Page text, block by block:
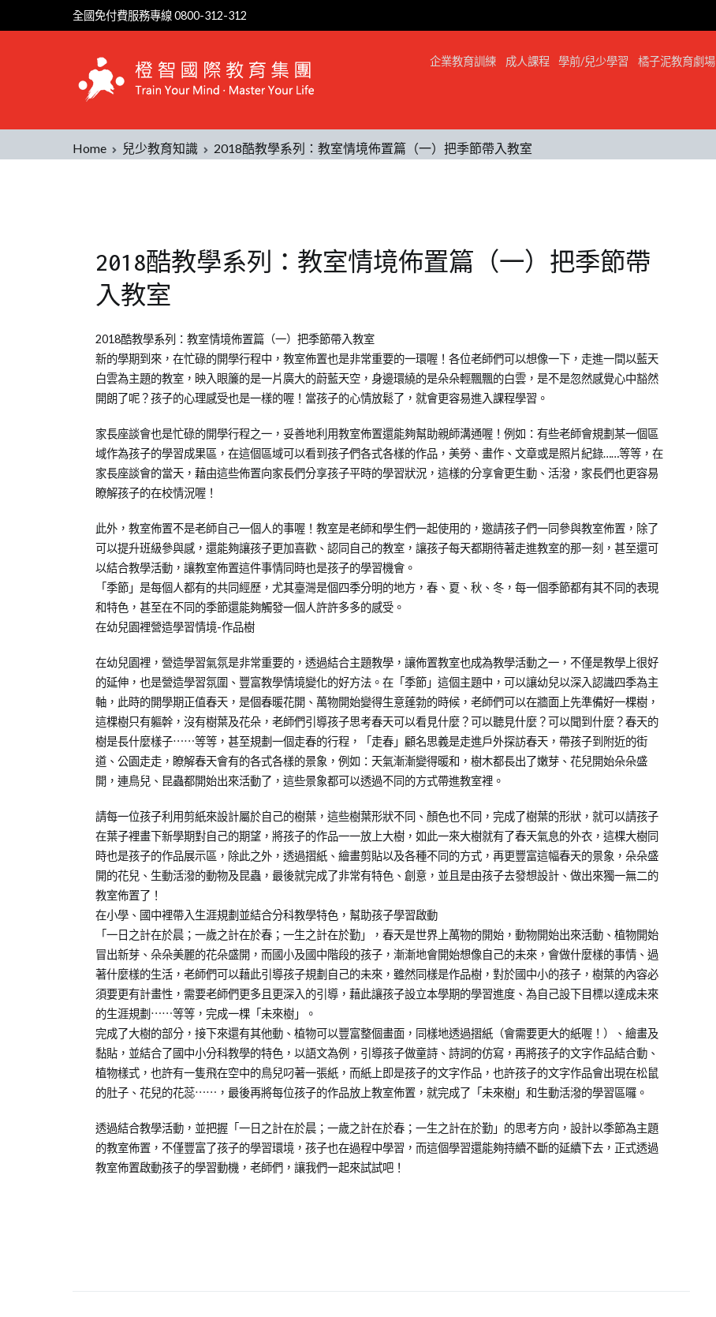
全國免付費服務專線 0800-312-312
企業教育訓練 成人課程 學前/兒少學習 橘子泥教育劇場
Home 兒少教育知識 2018酷教學系列：教室情境佈置篇（一）把季節帶入教室
2018酷教學系列：教室情境佈置篇（一）把季節帶
入教室
Posted
on
2018-
03-
Posted
in
兒
少
育
知
識
Tagged
教
養
培
2018酷教學系列：教室情境佈置篇（一）把季節帶入教室
新的學期到來，在忙碌的開學行程中，教室佈置也是非常重要的一環喔！各位老師們可以想像一下，走進一間以藍天
白雲為主題的教室，映入眼簾的是一片廣大的蔚藍天空，身邊環繞的是朵朵輕飄飄的白雲，是不是忽然感覺心中豁然
開朗了呢？孩子的心理感受也是一樣的喔！當孩子的心情放鬆了，就會更容易進入課程學習。
家長座談會也是忙碌的開學行程之一，妥善地利用教室佈置還能夠幫助親師溝通喔！例如：有些老師會規劃某一個區
域作為孩子的學習成果區，在這個區域可以看到孩子們各式各樣的作品，美勞、畫作、文章或是照片紀錄……等等，在
家長座談會的當天，藉由這些佈置向家長們分享孩子平時的學習狀況，這樣的分享會更生動、活潑，家長們也更容易
瞭解孩子的在校情況喔！
此外，教室佈置不是老師自己一個人的事喔！教室是老師和學生們一起使用的，邀請孩子們一同參與教室佈置，除了
可以提升班級參與感，還能夠讓孩子更加喜歡、認同自己的教室，讓孩子每天都期待著走進教室的那一刻，甚至還可
以結合教學活動，讓教室佈置這件事情同時也是孩子的學習機會。
「季節」是每個人都有的共同經歷，尤其臺灣是個四季分明的地方，春、夏、秋、冬，每一個季節都有其不同的表現
和特色，甚至在不同的季節還能夠觸發一個人許許多多的感受。
在幼兒園裡營造學習情境-作品樹
在幼兒園裡，營造學習氣氛是非常重要的，透過結合主題教學，讓佈置教室也成為教學活動之一，不僅是教學上很好
的延伸，也是營造學習氛圍、豐富教學情境變化的好方法。在「季節」這個主題中，可以讓幼兒以深入認識四季為主
軸，此時的開學期正值春天，是個春暖花開、萬物開始變得生意蓬勃的時候，老師們可以在牆面上先準備好一棵樹，
這棵樹只有軀幹，沒有樹葉及花朵，老師們引導孩子思考春天可以看見什麼？可以聽見什麼？可以聞到什麼？春天的
樹是長什麼樣子⋯⋯等等，甚至規劃一個走春的行程，「走春」顧名思義是走進戶外探訪春天，帶孩子到附近的街
道、公園走走，瞭解春天會有的各式各樣的景象，例如：天氣漸漸變得暖和，樹木都長出了嫩芽、花兒開始朵朵盛
開，連鳥兒、昆蟲都開始出來活動了，這些景象都可以透過不同的方式帶進教室裡。
請每一位孩子利用剪紙來設計屬於自己的樹葉，這些樹葉形狀不同、顏色也不同，完成了樹葉的形狀，就可以請孩子
在葉子裡畫下新學期對自己的期望，將孩子的作品一一放上大樹，如此一來大樹就有了春天氣息的外衣，這棵大樹同
時也是孩子的作品展示區，除此之外，透過摺紙、繪畫剪貼以及各種不同的方式，再更豐富這幅春天的景象，朵朵盛
開的花兒、生動活潑的動物及昆蟲，最後就完成了非常有特色、創意，並且是由孩子去發想設計、做出來獨一無二的
教室佈置了！
在小學、國中裡帶入生涯規劃並結合分科教學特色，幫助孩子學習啟動
「一日之計在於晨；一歲之計在於春；一生之計在於勤」，春天是世界上萬物的開始，動物開始出來活動、植物開始
冒出新芽、朵朵美麗的花朵盛開，而國小及國中階段的孩子，漸漸地會開始想像自己的未來，會做什麼樣的事情、過
著什麼樣的生活，老師們可以藉此引導孩子規劃自己的未來，雖然同樣是作品樹，對於國中小的孩子，樹葉的內容必
須要更有計畫性，需要老師們更多且更深入的引導，藉此讓孩子設立本學期的學習進度、為自己設下目標以達成未來
的生涯規劃⋯⋯等等，完成一棵「未來樹」。
完成了大樹的部分，接下來還有其他動、植物可以豐富整個畫面，同樣地透過摺紙（會需要更大的紙喔！）、繪畫及
黏貼，並結合了國中小分科教學的特色，以語文為例，引導孩子做童詩、詩詞的仿寫，再將孩子的文字作品結合動、
植物樣式，也許有一隻飛在空中的鳥兒叼著一張紙，而紙上即是孩子的文字作品，也許孩子的文字作品會出現在松鼠
的肚子、花兒的花蕊⋯⋯，最後再將每位孩子的作品放上教室佈置，就完成了「未來樹」和生動活潑的學習區囉。
透過結合教學活動，並把握「一日之計在於晨；一歲之計在於春；一生之計在於勤」的思考方向，設計以季節為主題
的教室佈置，不僅豐富了孩子的學習環境，孩子也在過程中學習，而這個學習還能夠持續不斷的延續下去，正式透過
教室佈置啟動孩子的學習動機，老師們，讓我們一起來試試吧！